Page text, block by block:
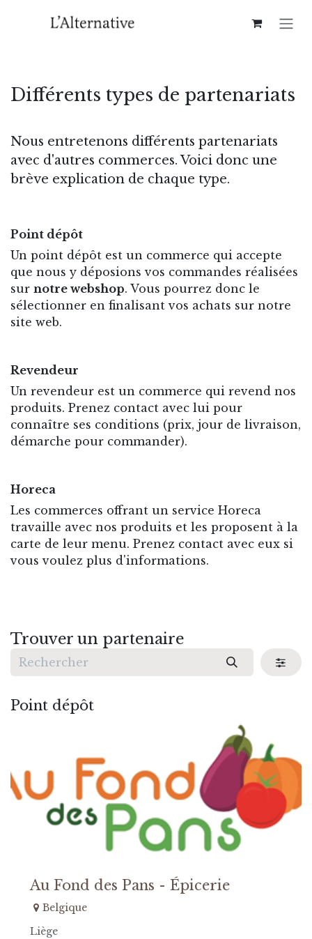
Différents types de partenariats
Nous entretenons différents partenariats
avec d'autres commerces. Voici donc une
brève explication de chaque type.
Point dépôt
Un point dépôt est un commerce qui accepte
que nous y déposions vos commandes réalisées
sur notre webshop. Vous pourrez donc le
sélectionner en finalisant vos achats sur notre
site web.
Revendeur
Un revendeur est un commerce qui revend nos
produits. Prenez contact avec lui pour
connaître ses conditions (prix, jour de livraison,
démarche pour commander).
Horeca
Les commerces offrant un service Horeca
travaille avec nos produits et les proposent à la
carte de leur menu. Prenez contact avec eux si
vous voulez plus d'informations.
Trouver un partenaire
Point dépôt
Au Fond des Pans - Épicerie
Belgique
Liège